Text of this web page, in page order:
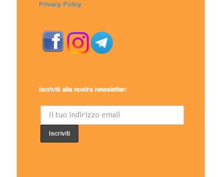
Privacy Policy
Iscriviti alla nostra newsletter: